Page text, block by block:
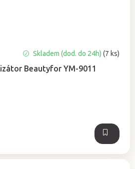
Beautyfor YM-9011
Skladem (dod. do 24h) (7 ks)